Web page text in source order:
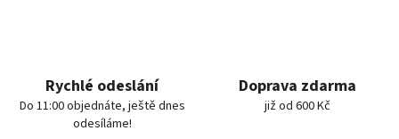
Rychlé odeslání
Do 11:00 objednáte, ještě dnes
odesíláme!
Doprava zdarma
již od 600 Kč